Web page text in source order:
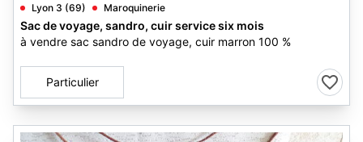
Lyon 3 (69) Maroquinerie
Sac de voyage, sandro, cuir service six mois
à vendre sac sandro de voyage, cuir marron 100 %
Particulier